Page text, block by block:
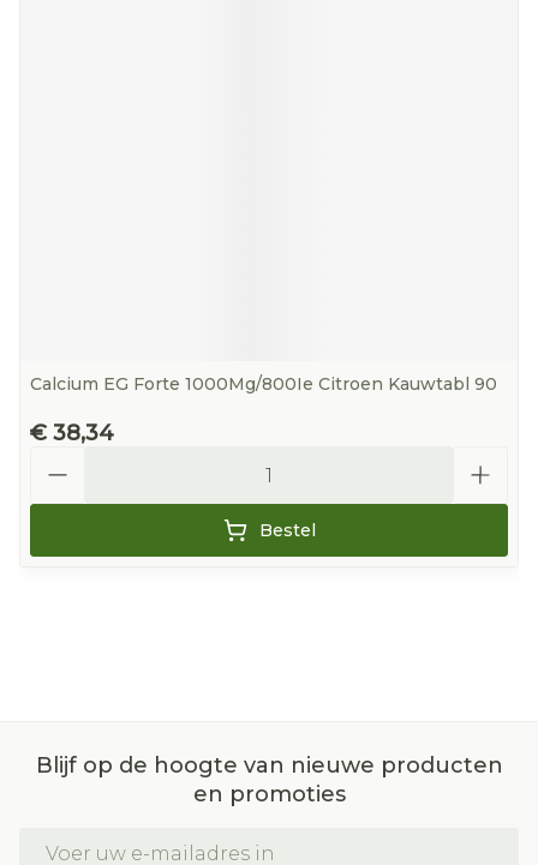
Calcium EG Forte 1000Mg/800Ie Citroen Kauwtabl 90
€ 38,34
Bestel
Blijf op de hoogte van nieuwe producten
en promoties